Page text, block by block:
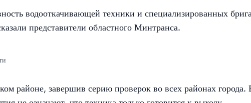
водооткачивающей техники и специализированных
представители областного Минтранса.
районе, завершив серию проверок во всех районах города.